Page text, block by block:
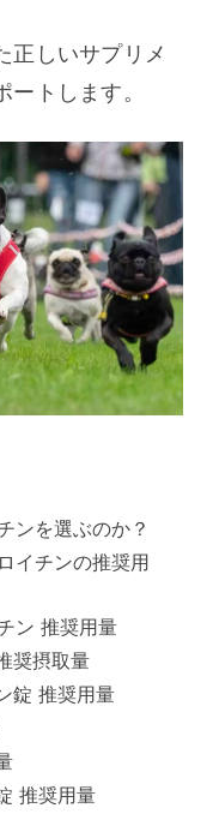
正しいサプリメ
トします。
ンを選ぶのか？
イチンの推奨用
ン 推奨用量
奨摂取量
錠 推奨用量
推奨用量